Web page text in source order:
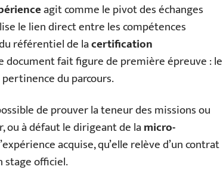
agit comme le pivot des échanges
le lien direct entre les compétences
référentiel de lacertification
document fait figure de première épreuve : le
du parcours.
de prouver la teneur des missions ou
ou à défaut le dirigeant de lamicro-
acquise, qu’elle relève d’un contrat
stage officiel.